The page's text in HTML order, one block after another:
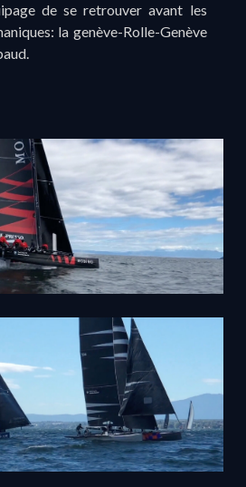
de se retrouver avant les
la genève-Rolle-Genève